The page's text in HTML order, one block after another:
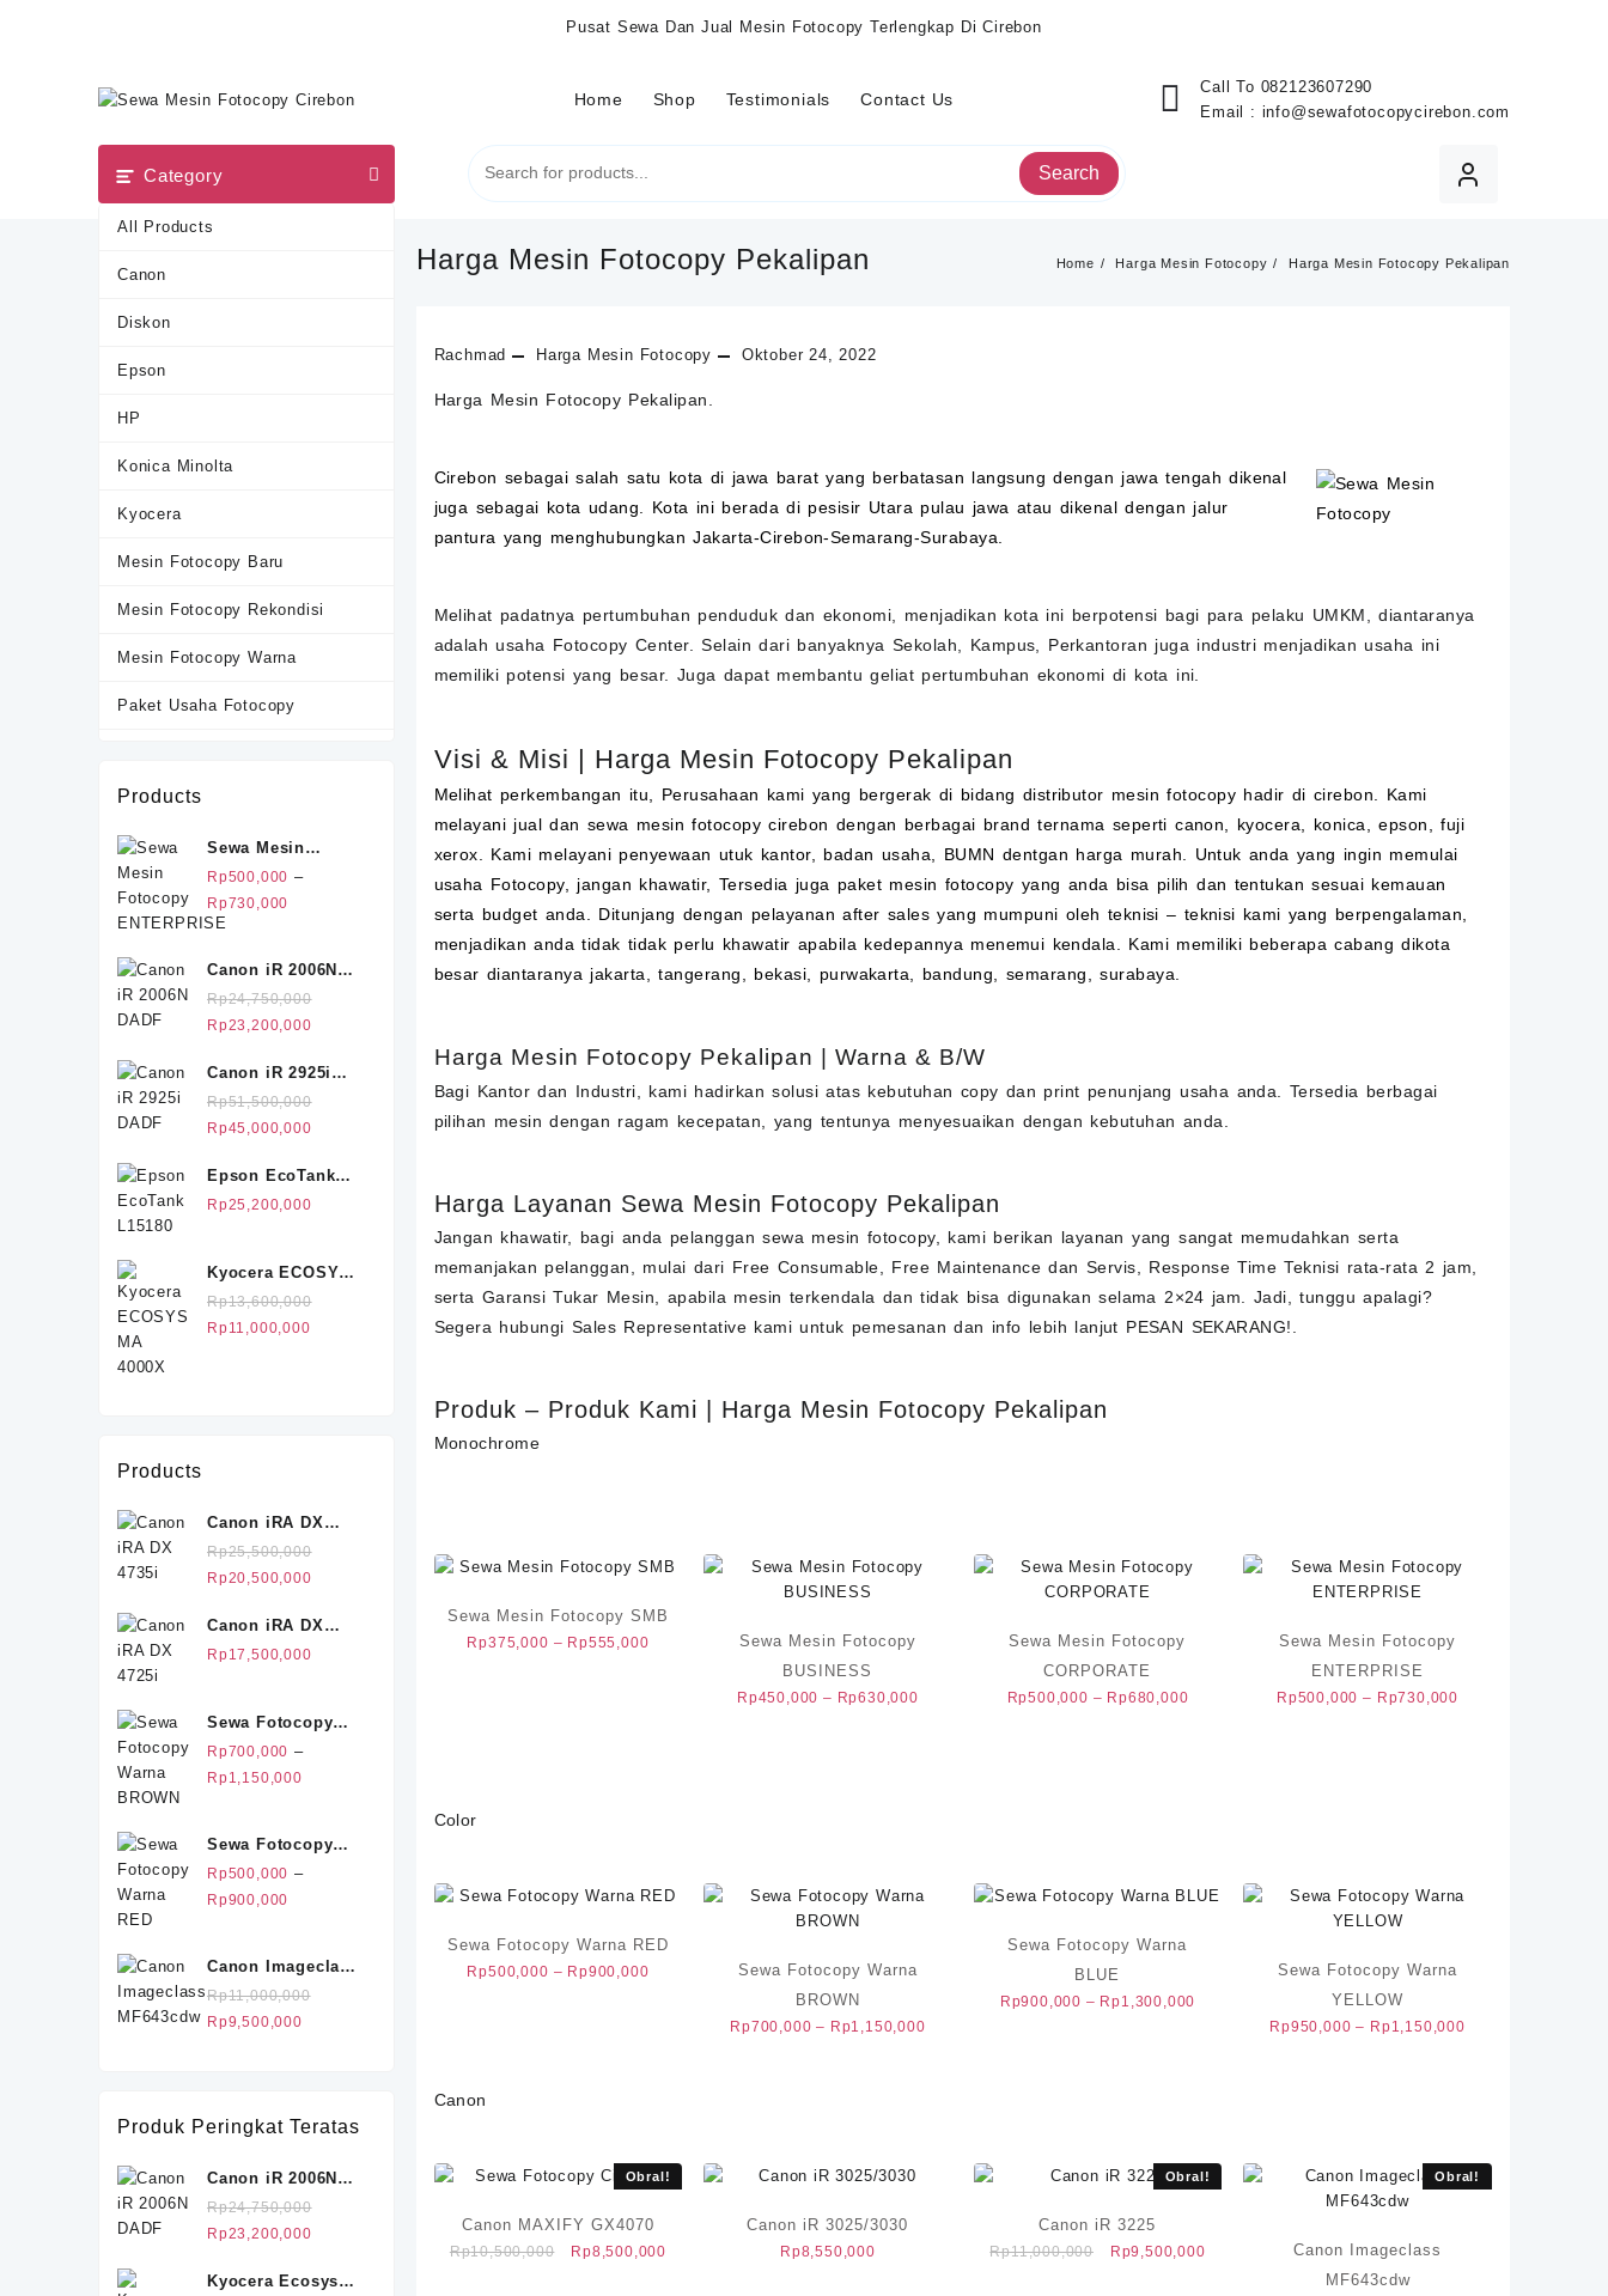
Pusat Sewa Dan Jual Mesin Fotocopy Terlengkap Di Cirebon
Home Shop Testimonials Contact Us
Call To 082123607290
Email : info@sewafotocopycirebon.com
Category
All Products
Canon
Diskon
Epson
HP
Konica Minolta
Kyocera
Mesin Fotocopy Baru
Mesin Fotocopy Rekondisi
Mesin Fotocopy Warna
Paket Usaha Fotocopy
Terlaris
Search
Harga Mesin Fotocopy Pekalipan Home Harga Mesin Fotocopy Harga Mesin Fotocopy Pekalipan
Rachmad Harga Mesin Fotocopy Oktober 24, 2022
Harga Mesin Fotocopy Pekalipan.
Cirebon sebagai salah satu kota di jawa barat yang berbatasan langsung dengan jawa tengah dikenal
juga sebagai kota udang. Kota ini berada di pesisir Utara pulau jawa atau dikenal dengan jalur
pantura yang menghubungkan Jakarta-Cirebon-Semarang-Surabaya.
Melihat padatnya pertumbuhan penduduk dan ekonomi, menjadikan kota ini berpotensi bagi para pelaku UMKM
, diantaranya
adalah usaha Fotocopy Center. Selain dari banyaknya Sekolah, Kampus, Perkantoran juga industri menjadikan usaha ini
memiliki potensi yang besar. Juga dapat membantu geliat pertumbuhan ekonomi di kota ini.
Visi & Misi | Harga Mesin Fotocopy Pekalipan
Melihat perkembangan itu, Perusahaan kami yang bergerak di bidang distributor mesinfotocopy hadir di cirebon. Kami
melayani jual dan sewa mesin fotocopy cirebon dengan berbagai brand ternama seperti canon, kyocera, konica, epson, fuji
xerox. Kami melayani penyewaan utuk kantor, badan usaha, BUMN dentgan harga murah. Untuk anda yang ingin memulai
usaha Fotocopy, jangan khawatir, Tersedia juga paket mesin fotocopy yang anda bisa pilih dan tentukan sesuai kemauan
serta budget anda. Ditunjang dengan pelayanan after sales yang mumpuni oleh teknisi – teknisi kami yang berpengalaman,
menjadikan anda tidak tidak perlu khawatir apabila kedepannya menemui kendala. Kami memiliki beberapa cabang dikota
besar diantaranya jakarta, tangerang, bekasi, purwakarta, bandung, semarang, surabaya.
Harga Mesin Fotocopy Pekalipan | Warna & B/W
Bagi Kantor dan Industri, kami hadirkan solusi atas kebutuhan copy dan print penunjang usaha anda. Tersedia berbagai
pilihan mesin dengan ragam kecepatan, yang tentunya menyesuaikan dengan kebutuhan anda.
Harga Layanan Sewa Mesin Fotocopy Pekalipan
Jangan khawatir, bagi anda pelanggan sewa mesin fotocopy, kami berikan layanan yang sangat memudahkan serta
memanjakan pelanggan, mulai dari Free Consumable, Free Maintenance dan Servis, Response Time Teknisi rata-rata 2 jam,
serta Garansi Tukar Mesin, apabila mesin terkendala dan tidak bisa digunakan selama 2×24 jam. Jadi, tunggu apalagi?
Segera hubungi Sales Representative kami untuk pemesanan dan info lebih lanjut PESAN SEKARANG!
Produk – Produk Kami | Harga Mesin Fotocopy Pekalipan
Monochrome
Sewa Mesin Fotocopy SMB
Rp375,000 – Rp555,000Rentang
Sewa Mesin Fotocopy
BUSINESS
Rp450,000 – Rp630,000Rentang
Sewa Mesin Fotocopy
CORPORATE
Rp500,000 – Rp680,000Rentang
Sewa Mesin Fotocopy
ENTERPRISE
Rp500,000 – Rp730,000Rentang
Color
Sewa Fotocopy Warna RED
Rp500,000 – Rp900,000Rentang
Sewa Fotocopy Warna
BROWN
Rp700,000 – Rp1,150,000Rentang
Sewa Fotocopy Warna
BLUE
Rp900,000 – Rp1,300,000
Sewa Fotocopy Warna
YELLOW
Rp950,000 – Rp1,150,000Rentang
Canon
Obral!
Canon MAXIFY GX4070
Rp10,500,000
Harga
Rp8,500,000
Canon iR 3025/3030
Rp8,550,000
Obral!
Canon iR 3225
Rp11,000,000
Harga
Rp9,500,000Harga
Obral!
Canon Imageclass
MF643cdw
Products
Sewa Mesin
Fotocopy
ENTERPRISE
Rp500,000 –
Rp730,000
hingga
Rp730,000
Canon iR 2006N
DADF
Rp24,750,000
Harga
adalah:
Rp24,750,000.
Rp23,200,000Harga
ini
adalah:
Rp23,200,000.
Canon iR 2925i
DADF
Rp51,500,000
Harga
adalah:
Rp51,500,000.
Rp45,000,000Harga
ini
adalah:
Epson EcoTank
L15180
Rp25,200,000
Kyocera ECOSYS
MA 4000X
Rp13,600,000
Harga
Rp11,000,000Harga
Products
Canon iRA DX
4735i
Rp25,500,000
Harga
adalah:
Rp25,500,000.
Rp20,500,000Harga
ini
adalah:
Canon iRA DX
4725i
Rp17,500,000
Sewa Fotocopy
Warna BROWN
Rp700,000 –
Rp1,150,000Rentang
hingga
Rp1,150,000
Sewa Fotocopy
Warna RED
Rp500,000 –
Rp900,000
hingga
Rp900,000
Canon Imageclass
MF643cdw
Rp11,000,000
Harga
Rp9,500,000Harga
Rp9,500,000.
Produk Peringkat Teratas
Canon iR 2006N
DADF
Rp24,750,000
Harga
adalah:
Rp23,200,000Harga
ini
Kyocera Ecosys